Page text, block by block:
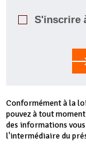
S'inscrire
Conformément à la
pouvez à tout
des informations
l'intermédiaire du